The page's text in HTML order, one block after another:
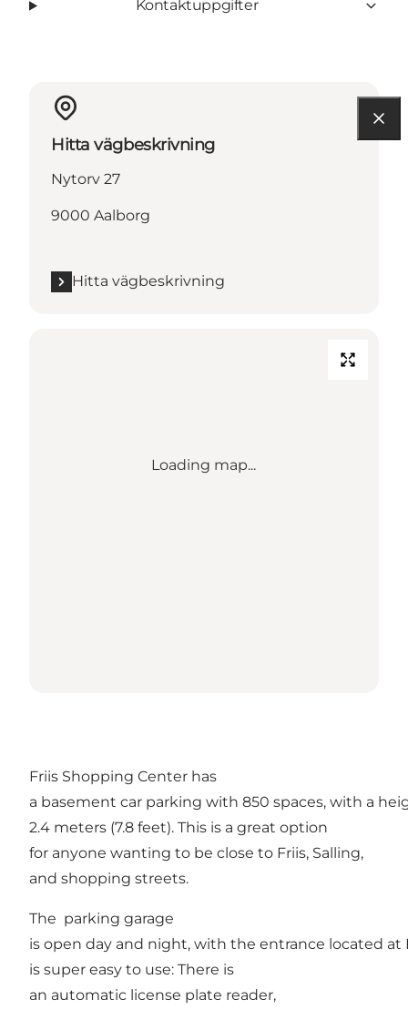
Kontaktuppgifter
Hitta vägbeskrivning
Nytorv 27
9000 Aalborg
Hitta vägbeskrivning
Loading map...
Friis Shopping Center has
a basement car parking with 850 spaces, with a
2.4 meters (7.8 feet). This is a great option
for anyone wanting to be close to Friis, Salling,
and shopping streets.
The parking garage
is open day and night, with the entrance located at
is super easy to use: There is
an automatic license plate reader,